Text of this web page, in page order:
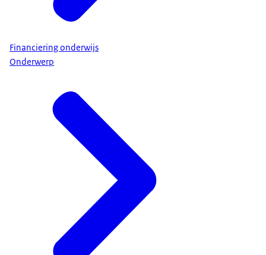
Financiering onderwijs
Onderwerp